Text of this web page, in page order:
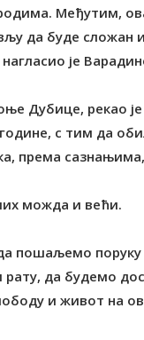
Међутим,
да буде
је
Дубице, рекао је
с тим да
према
можда и већи.
пошаљемо
да будемо
и живот на